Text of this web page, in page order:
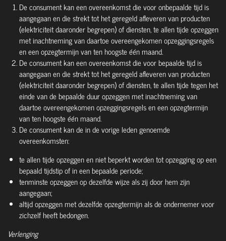
De consument kan een overeenkomst die voor onbepaalde tijd is
aangegaan en die strekt tot het geregeld afleveren van producten
(elektriciteit daaronder begrepen) of diensten, te allen tijde opzeggen
met inachtneming van daartoe overeengekomen opzeggingsregels
en een opzegtermijn van ten hoogste één maand.
De consument kan een overeenkomst die voor bepaalde tijd is
aangegaan en die strekt tot het geregeld afleveren van producten
(elektriciteit daaronder begrepen) of diensten, te allen tijde tegen het
einde van de bepaalde duur opzeggen met inachtneming van
daartoe overeengekomen opzeggingsregels en een opzegtermijn
van ten hoogste één maand.
De consument kan de in de vorige leden genoemde
overeenkomsten:
te allen tijde opzeggen en niet beperkt worden tot opzegging op een
bepaald tijdstip of in een bepaalde periode;
tenminste opzeggen op dezelfde wijze als zij door hem zijn
aangegaan;
altijd opzeggen met dezelfde opzegtermijn als de ondernemer voor
zichzelf heeft bedongen.
Verlenging